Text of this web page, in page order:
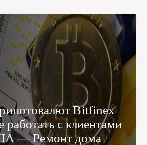
Bitfinex
работать с клиентами
— Ремонт дома